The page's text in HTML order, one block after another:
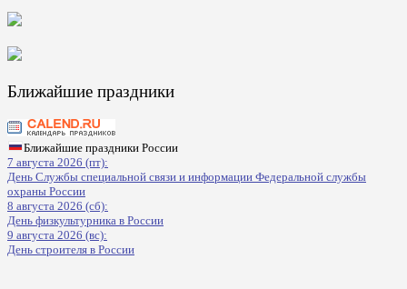
Ближайшие праздники
Ближайшие праздники России
7 августа 2026 (пт):
День Службы специальной связи и информации Федеральной службы
охраны России
8 августа 2026 (сб):
День физкультурника в России
9 августа 2026 (вс):
День строителя в России